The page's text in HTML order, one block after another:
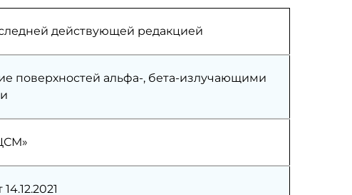
действующей редакцией
поверхностей альфа-, бета-излучающими